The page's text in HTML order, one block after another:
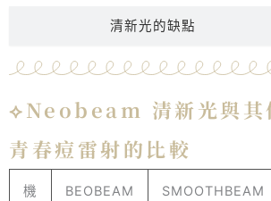
清新光的缺點
⟡Neobeam 清新光與其
青春痘雷射的比較
機
BEOBEAM
SMOOTHBEAM